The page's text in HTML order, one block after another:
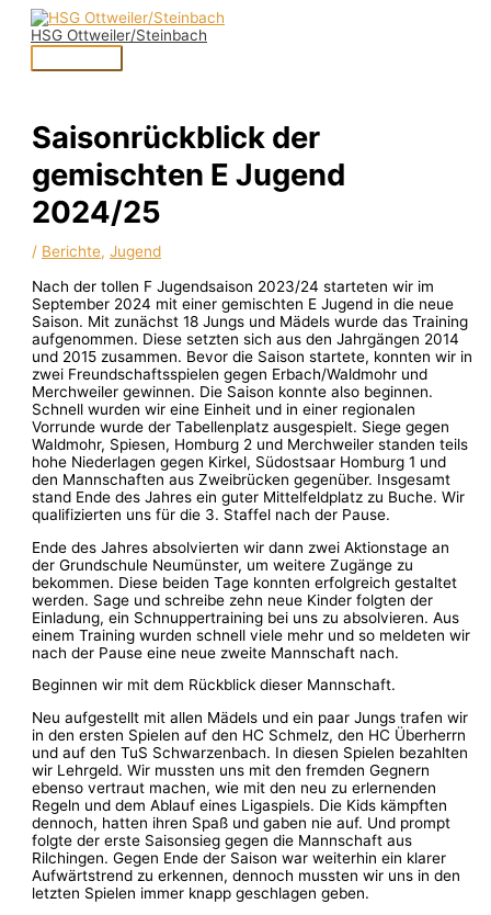
Zum
Inhalt
springen
HSG Ottweiler/Steinbach
Hauptmenü
Saisonrückblick der
gemischten E Jugend
2024/25
/ Berichte,Jugend
Nach der tollen F Jugendsaison 2023/24 starteten wir im
September 2024 mit einer gemischten E Jugend in die neue
Saison. Mit zunächst 18 Jungs und Mädels wurde das Training
aufgenommen. Diese setzten sich aus den Jahrgängen 2014
und 2015 zusammen. Bevor die Saison startete, konnten wir in
zwei Freundschaftsspielen gegen Erbach/Waldmohr und
Merchweiler gewinnen. Die Saison konnte also beginnen.
Schnell wurden wir eine Einheit und in einer regionalen
Vorrunde wurde der Tabellenplatz ausgespielt. Siege gegen
Waldmohr, Spiesen, Homburg 2 und Merchweiler standen teils
hohe Niederlagen gegen Kirkel, Südostsaar Homburg 1 und
den Mannschaften aus Zweibrücken gegenüber. Insgesamt
stand Ende des Jahres ein guter Mittelfeldplatz zu Buche. Wir
qualifizierten uns für die 3. Staffel nach der Pause.
Ende des Jahres absolvierten wir dann zwei Aktionstage an
der Grundschule Neumünster, um weitere Zugänge zu
bekommen. Diese beiden Tage konnten erfolgreich gestaltet
werden. Sage und schreibe zehn neue Kinder folgten der
Einladung, ein Schnuppertraining bei uns zu absolvieren. Aus
einem Training wurden schnell viele mehr und so meldeten wir
nach der Pause eine neue zweite Mannschaft nach.
Beginnen wir mit dem Rückblick dieser Mannschaft.
Neu aufgestellt mit allen Mädels und ein paar Jungs trafen wir
in den ersten Spielen auf den HC Schmelz, den HC Überherrn
und auf den TuS Schwarzenbach. In diesen Spielen bezahlten
wir Lehrgeld. Wir mussten uns mit den fremden Gegnern
ebenso vertraut machen, wie mit den neu zu erlernenden
Regeln und dem Ablauf eines Ligaspiels. Die Kids kämpften
dennoch, hatten ihren Spaß und gaben nie auf. Und prompt
folgte der erste Saisonsieg gegen die Mannschaft aus
Rilchingen. Gegen Ende der Saison war weiterhin ein klarer
Aufwärtstrend zu erkennen, dennoch mussten wir uns in den
letzten Spielen immer knapp geschlagen geben.